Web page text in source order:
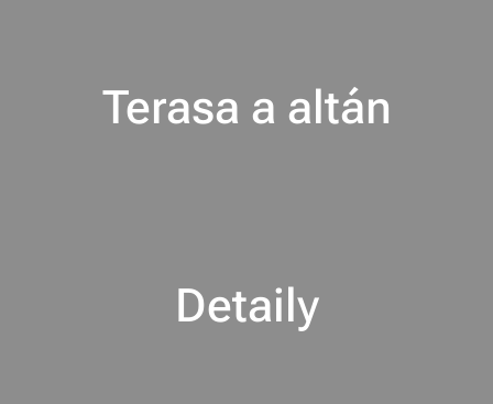
Terasa a altán
Detaily